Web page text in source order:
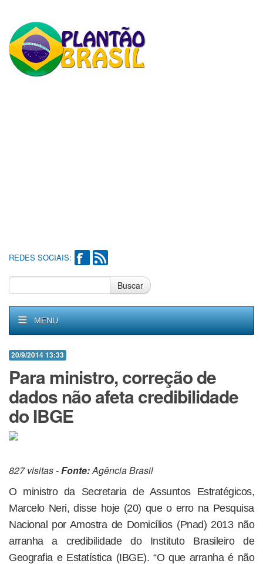
REDES SOCIAIS:
Buscar
MENU
20/9/2014 13:33
Para ministro, correção de
dados não afeta credibilidade
do IBGE
827 visitas -Fonte:Agência Brasil
O ministro da Secretaria de Assuntos Estratégicos,
Marcelo Neri, disse hoje (20) que o erro na Pesquisa
Nacional por Amostra de Domicílios (Pnad) 2013 não
arranha a credibilidade do Instituto Brasileiro de
Geografia e Estatística (IBGE). “O que arranha é não